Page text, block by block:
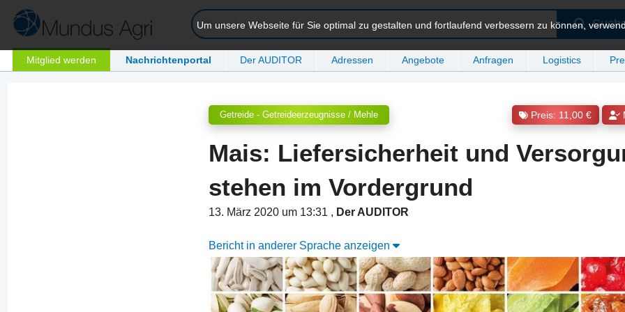
Mitglied werden Nachrichtenportal Der AUDITOR Adressen Angebote Anfragen Logistics
Um unsere Webseite für Sie optimal zu gestalten und fortlaufend verbessern zu können,
Getreide - Getreideerzeugnisse / Mehle Preis: 11,00 €
Mais: Liefersicherheit und
stehen im Vordergrund
13. März 2020 um 13:31 , Der AUDITOR
Bericht in anderer Sprache anzeigen